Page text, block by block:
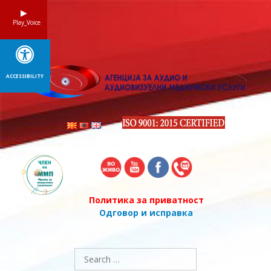
Политика за приватност
Одговор и исправка
Search
for:
Play_Voice
ACCESSIBILITY